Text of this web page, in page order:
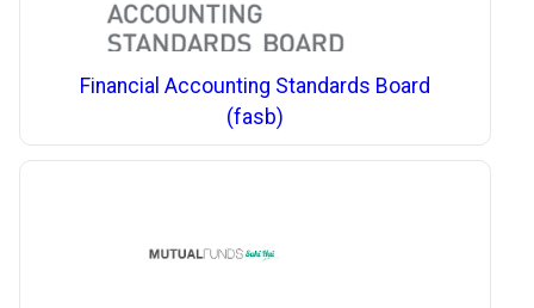
Financial Accounting Standards Board
(fasb)